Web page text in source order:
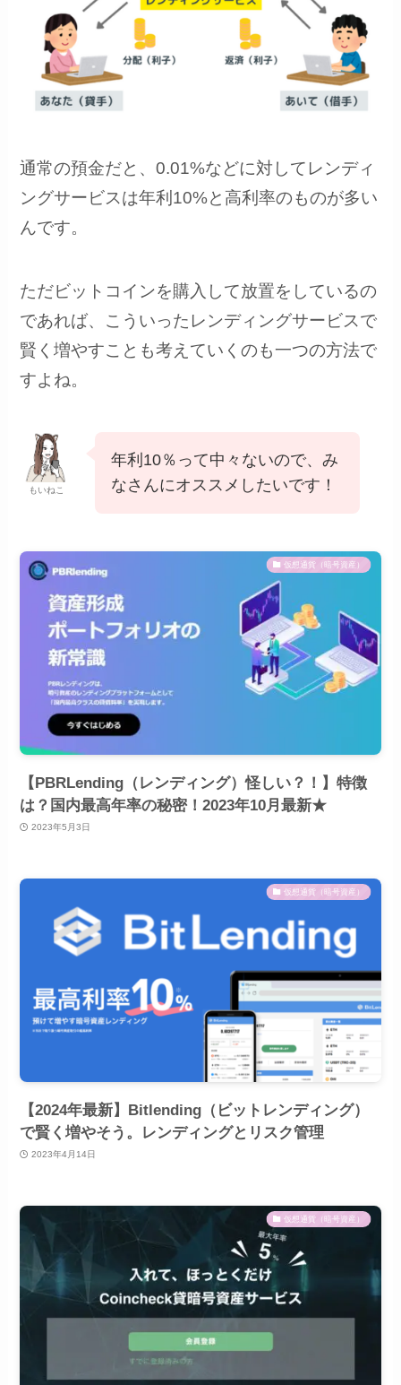
通常の預金だと、0.01%などに対してレンディ
ングサービスは年利10%と高利率のものが多い
んです。
ただビットコインを購入して放置をしているの
であれば、こういったレンディングサービスで
賢く増やすことも考えていくのも一つの方法で
すよね。
もいねこ
年利10％って中々ないので、み
なさんにオススメしたいです！
仮想通貨（暗号資産）
【PBRLending（レンディング）怪しい？！】特徴
は？国内最高年率の秘密！2023年10月最新★
2023年5月3日
仮想通貨（暗号資産）
【2024年最新】Bitlending（ビットレンディング）
で賢く増やそう。レンディングとリスク管理
2023年4月14日
仮想通貨（暗号資産）